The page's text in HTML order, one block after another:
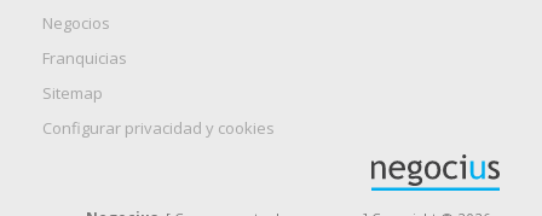
Negocios
Franquicias
Sitemap
Configurar privacidad y cookies